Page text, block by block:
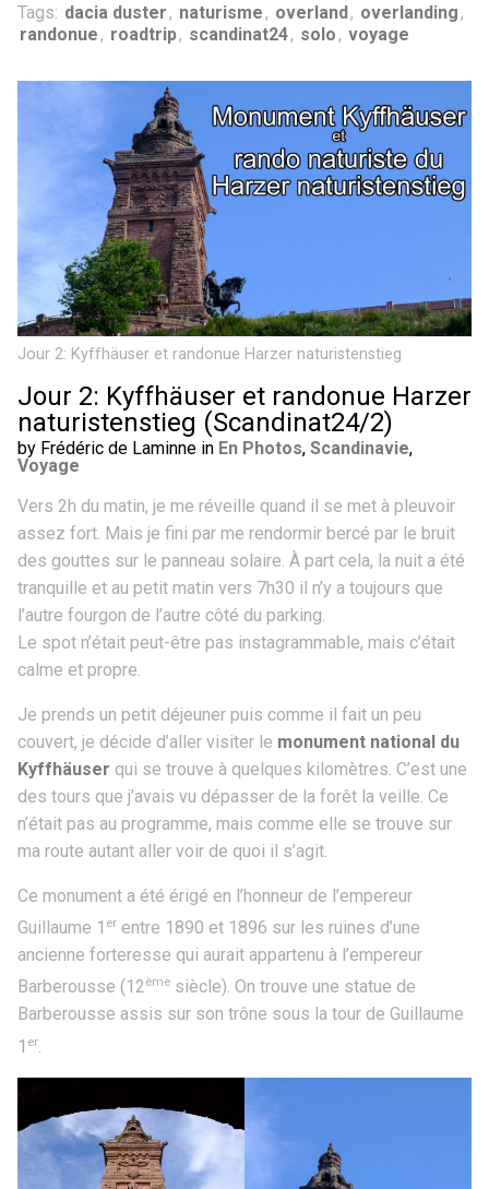
Tags: dacia duster, naturisme, overland, overlanding,
randonue, roadtrip, scandinat24, solo, voyage
Jour 2: Kyffhäuser et randonue Harzer naturistenstieg
Jour 2: Kyffhäuser et randonue Harzer
naturistenstieg (Scandinat24/2)
by Frédéric de Laminne in En Photos, Scandinavie,
Voyage
Vers 2h du matin, je me réveille quand il se met à pleuvoir
assez fort. Mais je fini par me rendormir bercé par le bruit
des gouttes sur le panneau solaire. À part cela, la nuit a été
tranquille et au petit matin vers 7h30 il n’y a toujours que
l’autre fourgon de l’autre côté du parking.
Le spot n’était peut-être pas instagrammable, mais c’était
calme et propre.
Je prends un petit déjeuner puis comme il fait un peu
couvert, je décide d’aller visiter le monument national du
Kyffhäuser qui se trouve à quelques kilomètres. C’est une
des tours que j’avais vu dépasser de la forêt la veille. Ce
n’était pas au programme, mais comme elle se trouve sur
ma route autant aller voir de quoi il s’agit.
Ce monument a été érigé en l’honneur de l’empereur
Guillaume 1 er entre 1890 et 1896 sur les ruines d’une
ancienne forteresse qui aurait appartenu à l’empereur
Barberousse (12ème siècle). On trouve une statue de
Barberousse assis sur son trône sous la tour de Guillaume
1 er.